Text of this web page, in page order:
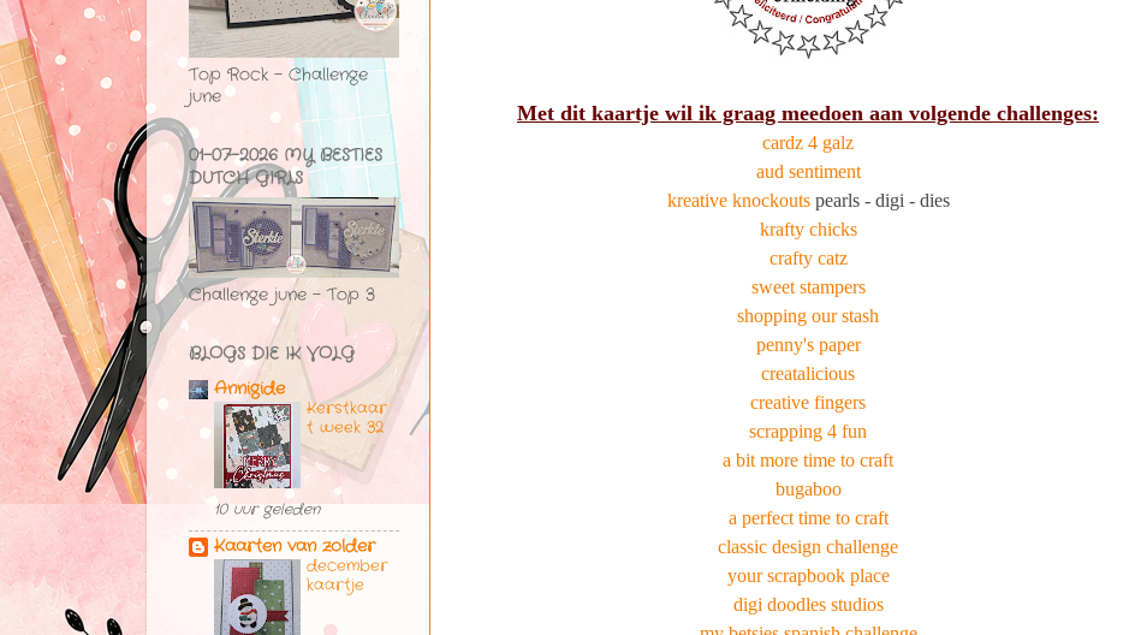
Met dit kaartje wil ik graag meedoen aan volgende challenges:
cardz 4 galz
aud sentiment
kreative knockoutspearls - digi - dies
krafty chicks
crafty catz
sweet stampers
shopping our stash
penny's paper
creatalicious
creative fingers
scrapping 4 fun
a bit more time to craft
bugaboo
a perfect time to craft
classic design challenge
your scrapbook place
digi doodles studios
Top Rock - Challenge
june
01-07-2026 MY BESTIES
DUTCH GIRLS
Challenge june - Top 3
BLOGS DIE IK VOLG
Annigide
Kerstkaar
t week 32
10 uur geleden
Kaarten van zolder
december
kaartje